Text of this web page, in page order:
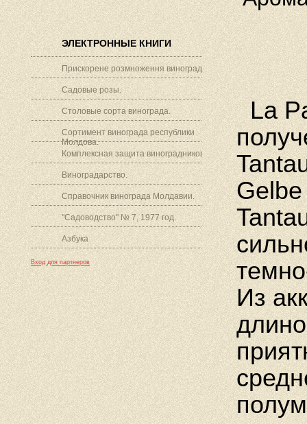
ЭЛЕКТРОННЫЕ КНИГИ
Прискорене розмноження винограду.
Садовые розы.
Столовые сорта винограда.
Сортимент винограда республики
Молдова.
Комплексная защита виноградников.
Виноградарство.
Справочник винограда Молдавии.
"Садоводство" № 7, 1977 год.
Азбука
Вход для партнеров
La
Из